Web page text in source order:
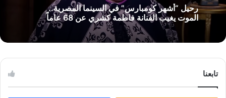
رحيل “أشهر كومبارس” في السينما المصرية..
الموت يغيب الفنانة فاطمة كشري عن 68 عاماً
تابعنا